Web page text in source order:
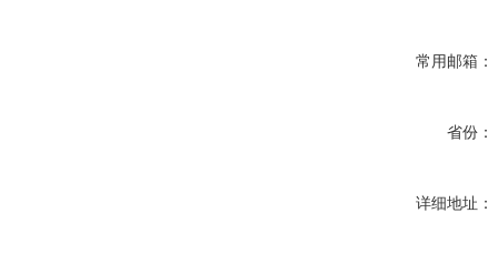
常用邮箱：
省份：
详细地址：